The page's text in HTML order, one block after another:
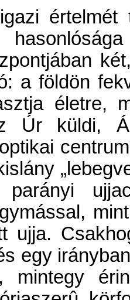
értelmét
a földön
életre,
Úr küldi,
ujja.
egy
mintegy